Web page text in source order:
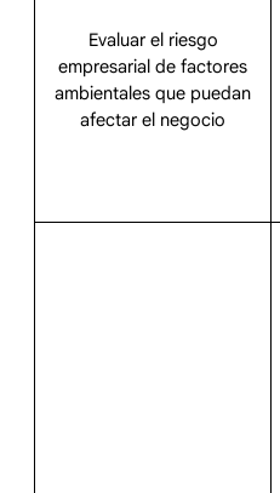
Evaluar el riesgo
empresarial de factores
ambientales que puedan
afectar el negocio